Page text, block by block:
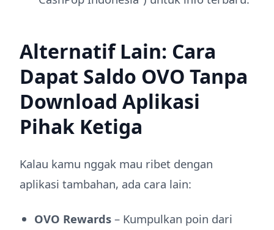
Alternatif Lain: Cara
Dapat Saldo OVO Tanpa
Download Aplikasi
Pihak Ketiga
Kalau kamu nggak mau ribet dengan
aplikasi tambahan, ada cara lain:
OVO Rewards – Kumpulkan poin dari